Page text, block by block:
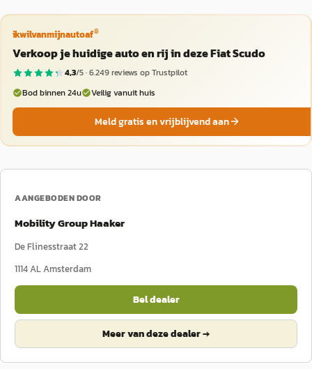
ikwilvanmijnautoaf®
Verkoop je huidige auto en rij in deze Fiat Scudo
4,3/5 ·6.249reviews op Trustpilot
Bod binnen 24u
Veilig vanuit huis
Meld gratis en vrijblijvend aan
AANGEBODEN DOOR
Mobility Group Haaker
De Flinesstraat 22
1114 ALAmsterdam
Bel dealer
Meer van deze dealer →